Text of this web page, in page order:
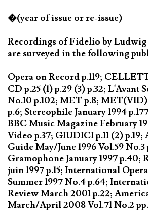
�(year of issue or re-issue)
Recordings of Fidelio by Ludwig
are surveyed in the following
Opera on Record p.119;
CD p.25 (1) p.29 (3) p.32; L'Avant
No.10 p.102; MET p.8;
p.6; Stereophile January 1994
BBC Music Magazine February
Video p.37; GIUDICI p.11 (2)
Guide May/June 1996 Vol.59 No.3
Gramophone January 1997 p.40;
juin 1997 p.15; International
Summer 1997 No.4 p.64;
Review March 2001 p.22;
March/April 2008 Vol.71 No.2